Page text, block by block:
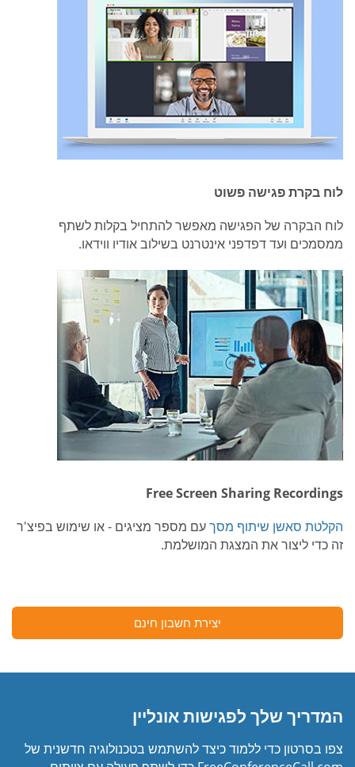
לוח בקרת פגישה פשוט
לוח הבקרה של הפגישה מאפשר להתחיל בקלות לשתף
ממסמכים ועד דפדפני אינטרנט בשילוב אודיו ווידאו.
Free Screen Sharing Recordings
הקלטת סאשן שיתוף מסךעם מספר מציגים - או שימוש בפיצ'ר
זה כדי ליצור את המצגת המושלמת.
יצירת חשבון חינם
המדריך שלך לפגישות אונליין
צפו בסרטון כדי ללמוד כיצד להשתמש בטכנולוגיה חדשנית של